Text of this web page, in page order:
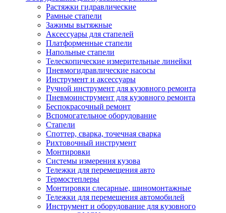
Растяжки гидравлические
Рамные стапели
Зажимы вытяжные
Аксессуары для стапелей
Платформенные стапели
Напольные стапели
Телескопические измерительные линейки
Пневмогидравлические насосы
Инструмент и аксессуары
Ручной инструмент для кузовного ремонта
Пневмоинструмент для кузовного ремонта
Беспокрасочный ремонт
Вспомогательное оборудование
Стапели
Споттер, сварка, точечная сварка
Рихтовочный инструмент
Монтировки
Системы измерения кузова
Тележки для перемещения авто
Термостеплеры
Монтировки слесарные, шиномонтажные
Тележки для перемещения автомобилей
Инструмент и оборудование для кузовного